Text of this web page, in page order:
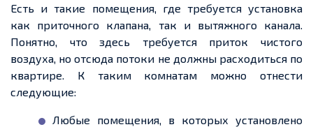
Есть и такие помещения, где требуется установка
как приточного клапана, так и вытяжного канала.
Понятно, что здесь требуется приток чистого
воздуха, но отсюда потоки не должны расходиться по
квартире. К таким комнатам можно отнести
следующие:
Любые помещения, в которых установлено